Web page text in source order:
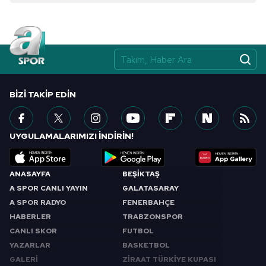
ANASAYFA
A SPOR CANLI YAYIN
A SPOR RADYO
HABERLER
CANLI SKOR
YAZARLAR
GALERİ
BEŞİKTAŞ
GALATASARAY
FENERBAHÇE
TRABZONSPOR
FUTBOL
BASKETBOL
ZİRAAT TÜRKİYE KUPASI
BIZI TAKIP EDIN
UYGULAMALARIMIZI İNDİRİN!